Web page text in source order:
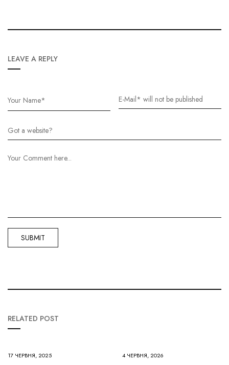
LEAVE A REPLY
RELATED POST
17 ЧЕРВНЯ, 2025 4 ЧЕРВНЯ, 2026